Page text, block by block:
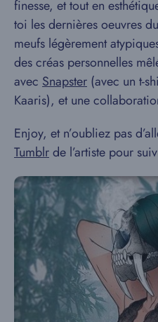
finesse, et tout en
toi les dernières oeuvres
meufs légèrement
des créas personnelles
avec Snapster (avec un t-
Kaaris), et une
Enjoy, et n’oubliez pas
Tumblrde l’artiste pour